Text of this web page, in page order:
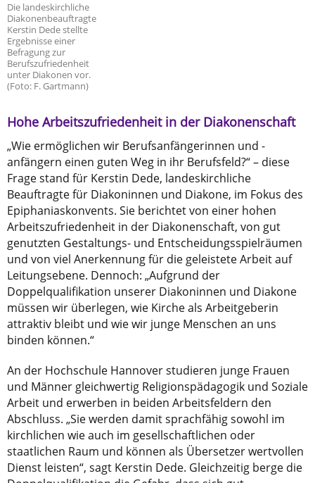
Die landeskirchliche
Diakonenbeauftragte
Kerstin Dede stellte
Ergebnisse einer
Befragung zur
Berufszufriedenheit
unter Diakonen vor.
(Foto: F. Gartmann)
Hohe Arbeitszufriedenheit in der Diakonenschaft
„Wie ermöglichen wir Berufsanfängerinnen und -
anfängern einen guten Weg in ihr Berufsfeld?“ – diese
Frage stand für Kerstin Dede, landeskirchliche
Beauftragte für Diakoninnen und Diakone, im Fokus des
Epiphaniaskonvents. Sie berichtet von einer hohen
Arbeitszufriedenheit in der Diakonenschaft, von gut
genutzten Gestaltungs- und Entscheidungsspielräumen
und von viel Anerkennung für die geleistete Arbeit auf
Leitungsebene. Dennoch: „Aufgrund der
Doppelqualifikation unserer Diakoninnen und Diakone
müssen wir überlegen, wie Kirche als Arbeitgeberin
attraktiv bleibt und wie wir junge Menschen an uns
binden können.“
An der Hochschule Hannover studieren junge Frauen
und Männer gleichwertig Religionspädagogik und Soziale
Arbeit und erwerben in beiden Arbeitsfeldern den
Abschluss. „Sie werden damit sprachfähig sowohl im
kirchlichen wie auch im gesellschaftlichen oder
staatlichen Raum und können als Übersetzer wertvollen
Dienst leisten“, sagt Kerstin Dede. Gleichzeitig berge die